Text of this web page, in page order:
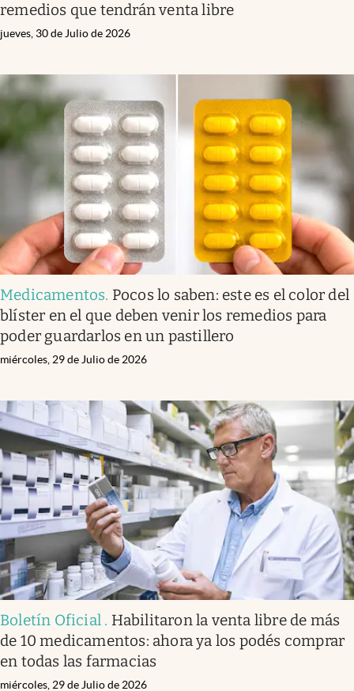
remedios que tendrán venta libre
jueves, 30 de Julio de 2026
Medicamentos. Pocos lo saben: este es el color del
blíster en el que deben venir los remedios para
poder guardarlos en un pastillero
miércoles, 29 de Julio de 2026
Boletín Oficial . Habilitaron la venta libre de más
de 10 medicamentos: ahora ya los podés comprar
en todas las farmacias
miércoles, 29 de Julio de 2026